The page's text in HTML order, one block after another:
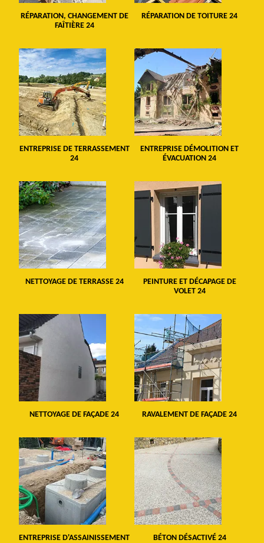
RÉPARATION, CHANGEMENT DE
FAÎTIÈRE 24
RÉPARATION DE TOITURE 24
ENTREPRISE DE TERRASSEMENT
24
ENTREPRISE DÉMOLITION ET
ÉVACUATION 24
NETTOYAGE DE TERRASSE 24
PEINTURE ET DÉCAPAGE DE
VOLET 24
NETTOYAGE DE FAÇADE 24 RAVALEMENT DE FAÇADE 24
ENTREPRISE D'ASSAINISSEMENT BÉTON DÉSACTIVÉ 24